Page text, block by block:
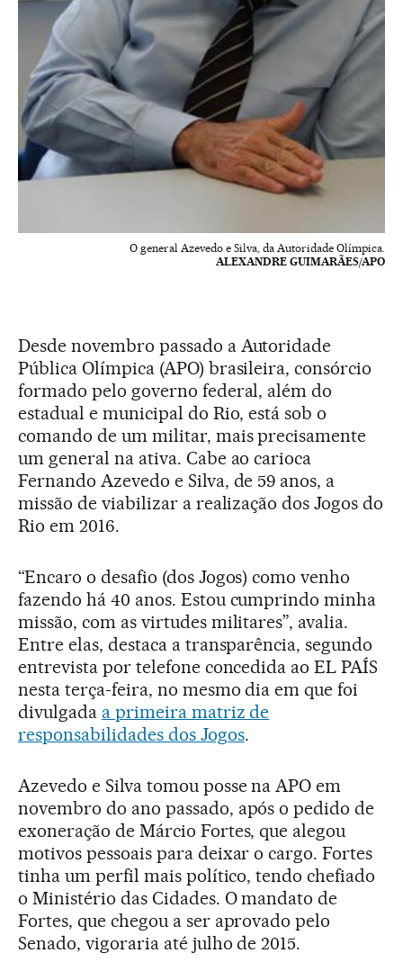
O general Azevedo e Silva, da Autoridade Olímpica.
ALEXANDRE GUIMARÃES/APO
Desde novembro passado a Autoridade
Pública Olímpica (APO) brasileira, consórcio
formado pelo governo federal, além do
estadual e municipal do Rio, está sob o
comando de um militar, mais precisamente
um general na ativa. Cabe ao carioca
Fernando Azevedo e Silva, de 59 anos, a
missão de viabilizar a realização dos Jogos do
Rio em 2016.
“Encaro o desafio (dos Jogos) como venho
fazendo há 40 anos. Estou cumprindo minha
missão, com as virtudes militares”, avalia.
Entre elas, destaca a transparência, segundo
entrevista por telefone concedida ao EL PAÍS
nesta terça-feira, no mesmo dia em que foi
divulgada a primeira matriz de
responsabilidades dos Jogos.
Azevedo e Silva tomou posse na APO em
novembro do ano passado, após o pedido de
exoneração de Márcio Fortes, que alegou
motivos pessoais para deixar o cargo. Fortes
tinha um perfil mais político, tendo chefiado
o Ministério das Cidades. O mandato de
Fortes, que chegou a ser aprovado pelo
Senado, vigoraria até julho de 2015.